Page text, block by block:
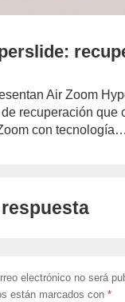
Air Zoom
recuperación que
con tecnología…
electrónico no será
están marcados con*